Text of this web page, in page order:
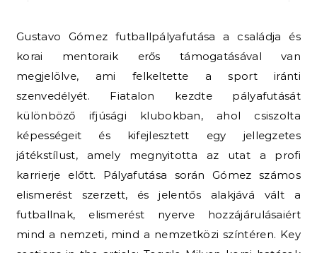
Gustavo Gómez futballpályafutása a családja és
korai mentoraik erős támogatásával van
megjelölve, ami felkeltette a sport iránti
szenvedélyét. Fiatalon kezdte pályafutását
különböző ifjúsági klubokban, ahol csiszolta
képességeit és kifejlesztett egy jellegzetes
játékstílust, amely megnyitotta az utat a profi
karrierje előtt. Pályafutása során Gómez számos
elismerést szerzett, és jelentős alakjává vált a
futballnak, elismerést nyerve hozzájárulásaiért
mind a nemzeti, mind a nemzetközi színtéren. Key